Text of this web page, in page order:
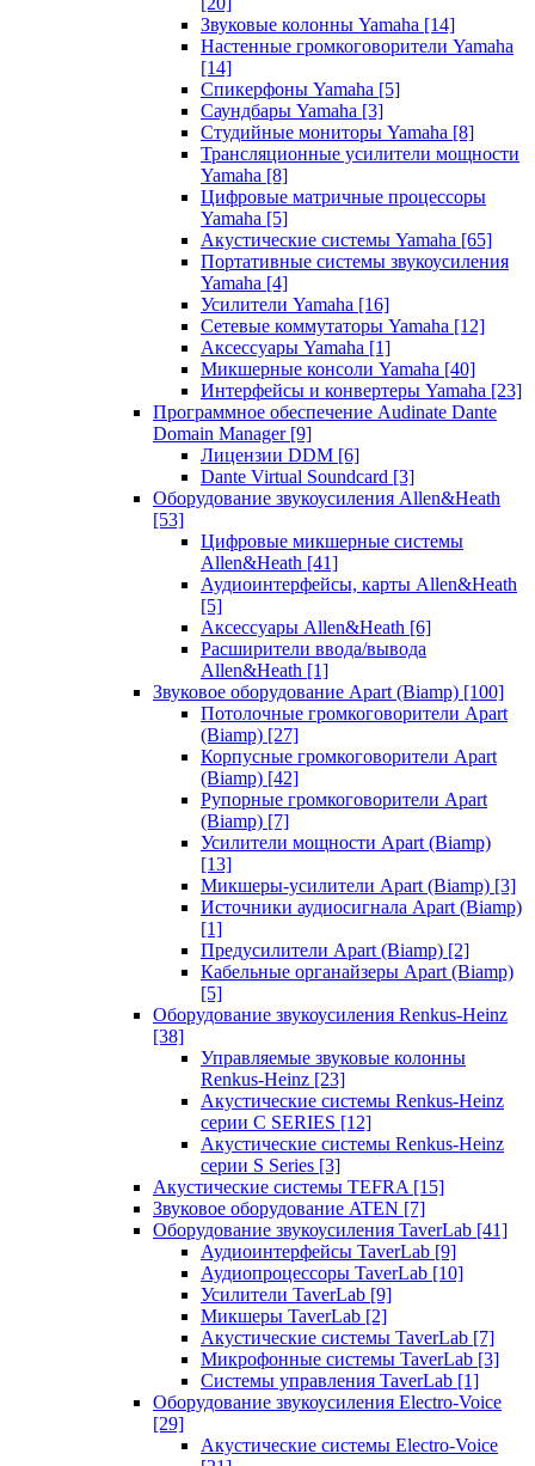
Звуковые колонны Yamaha [14]
Настенные громкоговорители Yamaha
[14]
Спикерфоны Yamaha [5]
Саундбары Yamaha [3]
Студийные мониторы Yamaha [8]
Трансляционные усилители мощности
Yamaha [8]
Цифровые матричные процессоры
Yamaha [5]
Акустические системы Yamaha [65]
Портативные системы звукоусиления
Yamaha [4]
Усилители Yamaha [16]
Сетевые коммутаторы Yamaha [12]
Аксессуары Yamaha [1]
Микшерные консоли Yamaha [40]
Интерфейсы и конвертеры Yamaha [23]
Программное обеспечение Audinate Dante
Domain Manager [9]
Лицензии DDM [6]
Dante Virtual Soundcard [3]
Оборудование звукоусиления Allen&Heath
[53]
Цифровые микшерные системы
Allen&Heath [41]
Аудиоинтерфейсы, карты Allen&Heath
[5]
Аксессуары Allen&Heath [6]
Расширители ввода/вывода
Allen&Heath [1]
Звуковое оборудование Apart (Biamp) [100]
Потолочные громкоговорители Apart
(Biamp) [27]
Корпусные громкоговорители Apart
(Biamp) [42]
Рупорные громкоговорители Apart
(Biamp) [7]
Усилители мощности Apart (Biamp)
[13]
Микшеры-усилители Apart (Biamp) [3]
Источники аудиосигнала Apart (Biamp)
[1]
Предусилители Apart (Biamp) [2]
Кабельные органайзеры Apart (Biamp)
[5]
Оборудование звукоусиления Renkus-Heinz
[38]
Управляемые звуковые колонны
Renkus-Heinz [23]
Акустические системы Renkus-Heinz
серии C SERIES [12]
Акустические системы Renkus-Heinz
серии S Series [3]
Акустические системы TEFRA [15]
Звуковое оборудование ATEN [7]
Оборудование звукоусиления TaverLab [41]
Аудиоинтерфейсы TaverLab [9]
Аудиопроцессоры TaverLab [10]
Усилители TaverLab [9]
Микшеры TaverLab [2]
Акустические системы TaverLab [7]
Микрофонные системы TaverLab [3]
Системы управления TaverLab [1]
Оборудование звукоусиления Electro-Voice
[29]
Акустические системы Electro-Voice